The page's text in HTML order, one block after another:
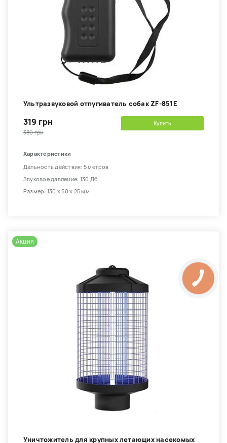
Ультразвуковой отпугиватель собак ZF-851E
319 грн
380 грн
Купить
Характеристики
Дальность действия: 5 метров
Звуковое давление: 130 Дб
Размер: 130 х 50 х 25 мм
Акция
Уничтожитель для крупных летающих насекомых